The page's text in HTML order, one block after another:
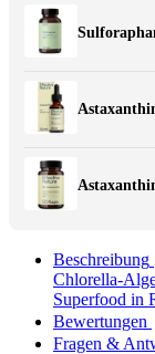
Beschreibung
Chlorella-
Superfood in
Bewertungen
Fragen &